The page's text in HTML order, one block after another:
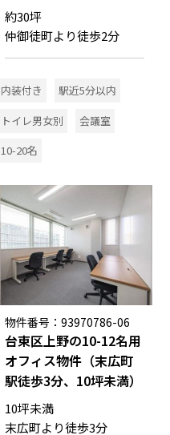
約30坪
仲御徒町より徒歩2分
内装付き
駅近5分以内
トイレ男女別
会議室
10-20名
物件番号：93970786-06
台東区上野の10-12名用
オフィス物件（末広町
駅徒歩3分、10坪未満）
10坪未満
末広町より徒歩3分